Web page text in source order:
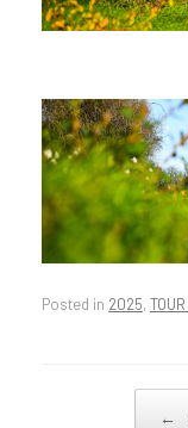
Posted in 2025,
←